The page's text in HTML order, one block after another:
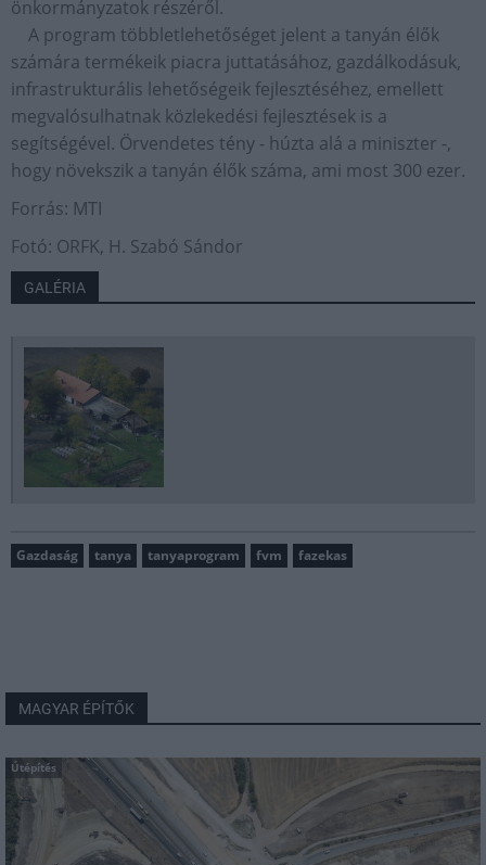
önkormányzatok részéről.
A program többletlehetőséget jelent a tanyán élők
számára termékeik piacra juttatásához, gazdálkodásuk,
infrastrukturális lehetőségeik fejlesztéséhez, emellett
megvalósulhatnak közlekedési fejlesztések is a
segítségével. Örvendetes tény - húzta alá a miniszter -,
hogy növekszik a tanyán élők száma, ami most 300 ezer.
Forrás: MTI
Fotó: ORFK, H. Szabó Sándor
GALÉRIA
Gazdaság tanya tanyaprogram fvm fazekas
MAGYAR ÉPÍTŐK
Útépítés